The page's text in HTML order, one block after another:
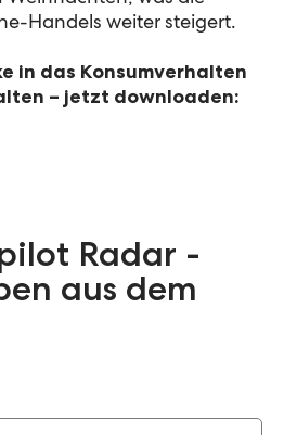
Handels weiter steigert.
in das Konsumverhalten
– jetzt downloaden:
Radar -
aus dem